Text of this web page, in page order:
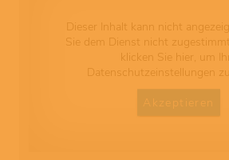
Dieser Inhalt kann nicht
Sie dem Dienst nicht
klicken Sie hier, um
Datenschutzeinstellungen zu
Akzeptieren